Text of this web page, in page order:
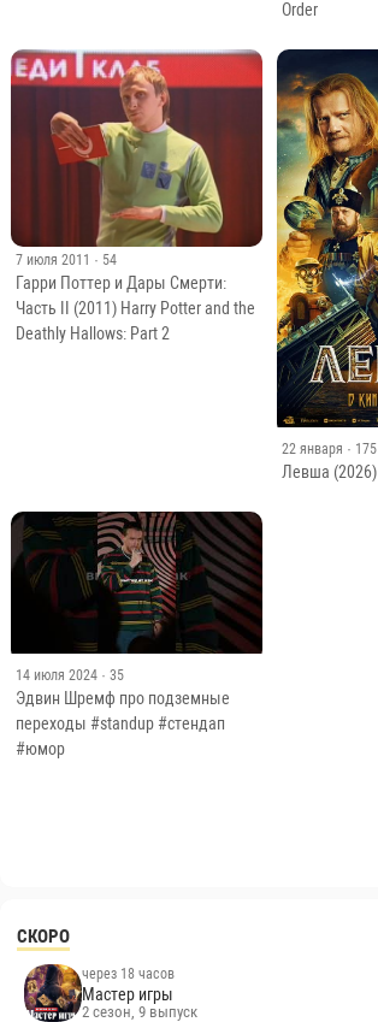
Order
7 июля 2011 · 54
Гарри Поттер и Дары Смерти:
Часть II (2011) Harry Potter and the
Deathly Hallows: Part 2
22 января · 175
Левша (2026)
14 июля 2024 · 35
Эдвин Шремф про подземные
переходы #standup #стендап
#юмор
СКОРО
через 18 часов
Мастер игры
2 сезон, 9 выпуск